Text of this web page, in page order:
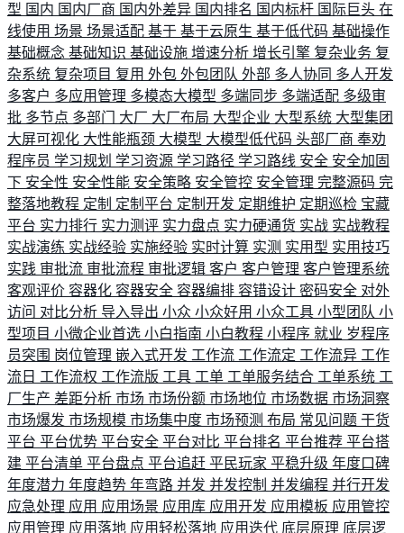
型 国内 国内厂商 国内外差异 国内排名 国内标杆 国际巨头 在
线使用 场景 场景适配 基于 基于云原生 基于低代码 基础操作
基础概念 基础知识 基础设施 增速分析 增长引擎 复杂业务 复
杂系统 复杂项目 复用 外包 外包团队 外部 多人协同 多人开发
多客户 多应用管理 多模态大模型 多端同步 多端适配 多级审
批 多节点 多部门 大厂 大厂布局 大型企业 大型系统 大型集团
大屏可视化 大性能瓶颈 大模型 大模型低代码 头部厂商 奉劝
程序员 学习规划 学习资源 学习路径 学习路线 安全 安全加固
下 安全性 安全性能 安全策略 安全管控 安全管理 完整源码 完
整落地教程 定制 定制平台 定制开发 定期维护 定期巡检 宝藏
平台 实力排行 实力测评 实力盘点 实力硬通货 实战 实战教程
实战演练 实战经验 实施经验 实时计算 实测 实用型 实用技巧
实践 审批流 审批流程 审批逻辑 客户 客户管理 客户管理系统
客观评价 容器化 容器安全 容器编排 容错设计 密码安全 对外
访问 对比分析 导入导出 小众 小众好用 小众工具 小型团队 小
型项目 小微企业首选 小白指南 小白教程 小程序 就业 岁程序
员突围 岗位管理 嵌入式开发 工作流 工作流定 工作流异 工作
流日 工作流权 工作流版 工具 工单 工单服务结合 工单系统 工
厂生产 差距分析 市场 市场份额 市场地位 市场数据 市场洞察
市场爆发 市场规模 市场集中度 市场预测 布局 常见问题 干货
平台 平台优势 平台安全 平台对比 平台排名 平台推荐 平台搭
建 平台清单 平台盘点 平台追赶 平民玩家 平稳升级 年度口碑
年度潜力 年度趋势 年弯路 并发 并发控制 并发编程 并行开发
应急处理 应用 应用场景 应用库 应用开发 应用模板 应用管控
应用管理 应用落地 应用轻松落地 应用迭代 底层原理 底层逻